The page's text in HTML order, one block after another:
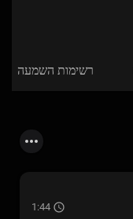
רשימות השמעה